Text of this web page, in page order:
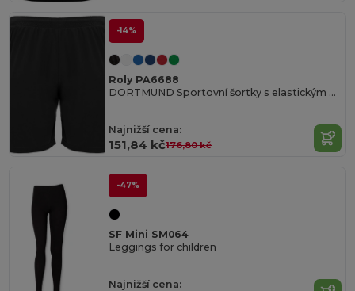
-14%
Roly PA6688
DORTMUND Sportovní šortky s elastickým pasem s vnitřní stahovací šňůrkou
Najnižší cena:
151,84 kč176,80 kč
-47%
SF Mini SM064
Leggings for children
Najnižší cena: